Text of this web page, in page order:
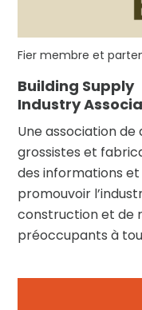
Fier membre et
Building Supply
Industry
Une association
grossistes et
des informations
promouvoir
construction et de
préoccupants à